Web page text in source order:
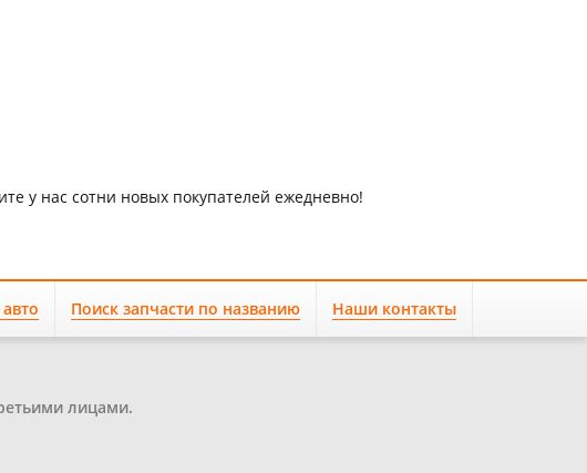
у нас сотни новых покупателей ежедневно!
Поиск запчасти по названию Наши контакты
лицами.